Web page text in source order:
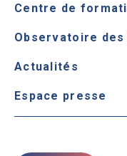
Centre de
Observatoire des
Actualités
Espace presse